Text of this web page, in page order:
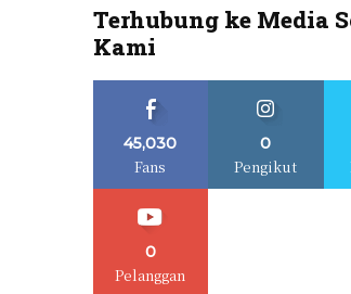
Terhubung ke Media
Kami
45,030
Fans
0
Pengikut
0
Pelanggan